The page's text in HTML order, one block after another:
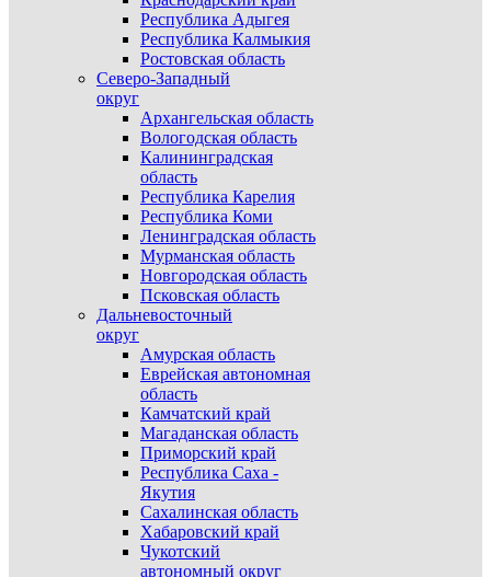
Республика Адыгея
Республика Калмыкия
Ростовская область
Северо-Западный
округ
Архангельская область
Вологодская область
Калининградская
область
Республика Карелия
Республика Коми
Ленинградская область
Мурманская область
Новгородская область
Псковская область
Дальневосточный
округ
Амурская область
Еврейская автономная
область
Камчатский край
Магаданская область
Приморский край
Республика Саха -
Якутия
Сахалинская область
Хабаровский край
Чукотский
автономный округ